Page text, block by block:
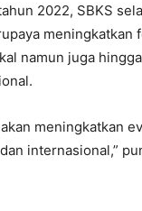
2022, SBKS
meningkatkan
namun juga
meningkatkan
internasional,”